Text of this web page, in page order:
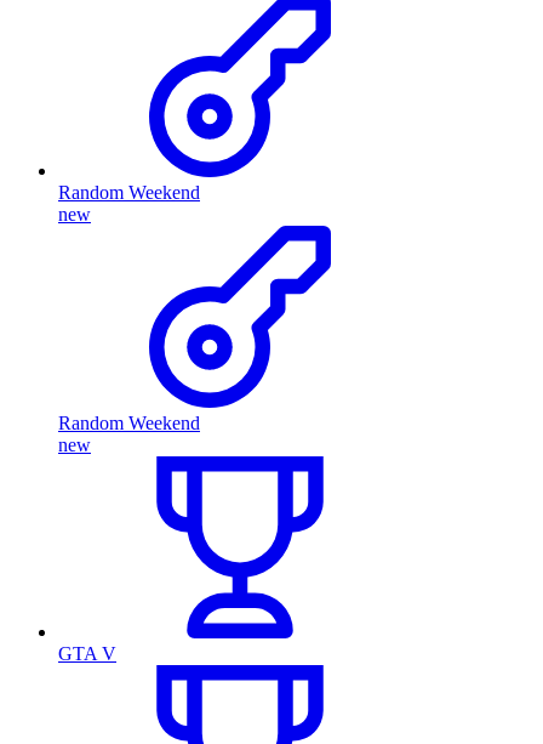
Random Weekend
new
Random Weekend
new
GTA V